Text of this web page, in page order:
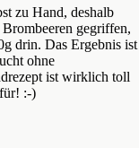
zu Hand, deshalb
gegriffen,
drin. Das Ergebnis ist
ohne
ist wirklich toll
:-)